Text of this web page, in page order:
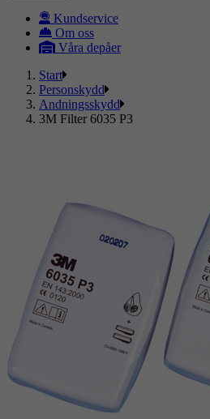
Kundservice
Om oss
Våra depåer
Start
Personskydd
Andningsskydd
3M Filter 6035 P3